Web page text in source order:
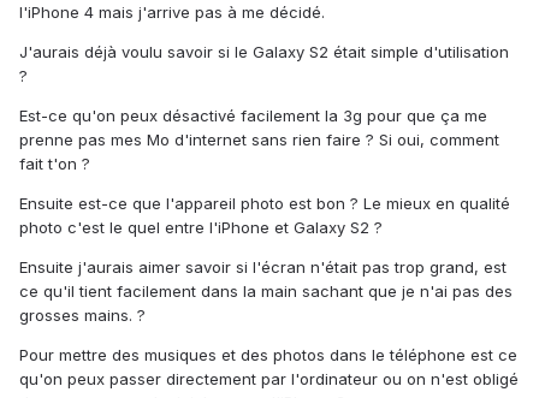
l'iPhone 4 mais j'arrive pas à me décidé.
J'aurais déjà voulu savoir si le Galaxy S2 était simple d'utilisation
?
Est-ce qu'on peux désactivé facilement la 3g pour que ça me
prenne pas mes Mo d'internet sans rien faire ? Si oui, comment
fait t'on ?
Ensuite est-ce que l'appareil photo est bon ? Le mieux en qualité
photo c'est le quel entre l'iPhone et Galaxy S2 ?
Ensuite j'aurais aimer savoir si l'écran n'était pas trop grand, est
ce qu'il tient facilement dans la main sachant que je n'ai pas des
grosses mains. ?
Pour mettre des musiques et des photos dans le téléphone est ce
qu'on peux passer directement par l'ordinateur ou on n'est obligé